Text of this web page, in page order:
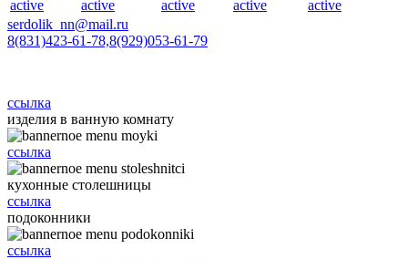
serdolik_nn@mail.ru
8(831)423-61-78,8(929)053-61-79
ссылка
изделия в ванную комнату
ссылка
кухонные столешницы
ссылка
подоконники
ссылка